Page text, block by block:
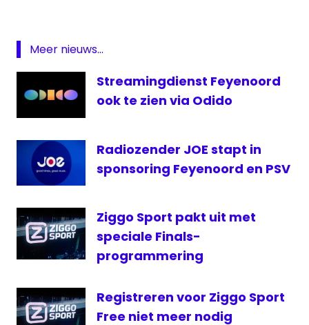
Fox
radio
1
Radio
Rijnmond
RTL7
Meer nieuws...
Streamingdienst Feyenoord
ook te zien via Odido
Radiozender JOE stapt in
sponsoring Feyenoord en PSV
Ziggo Sport pakt uit met
speciale Finals-
programmering
Registreren voor Ziggo Sport
Free niet meer nodig